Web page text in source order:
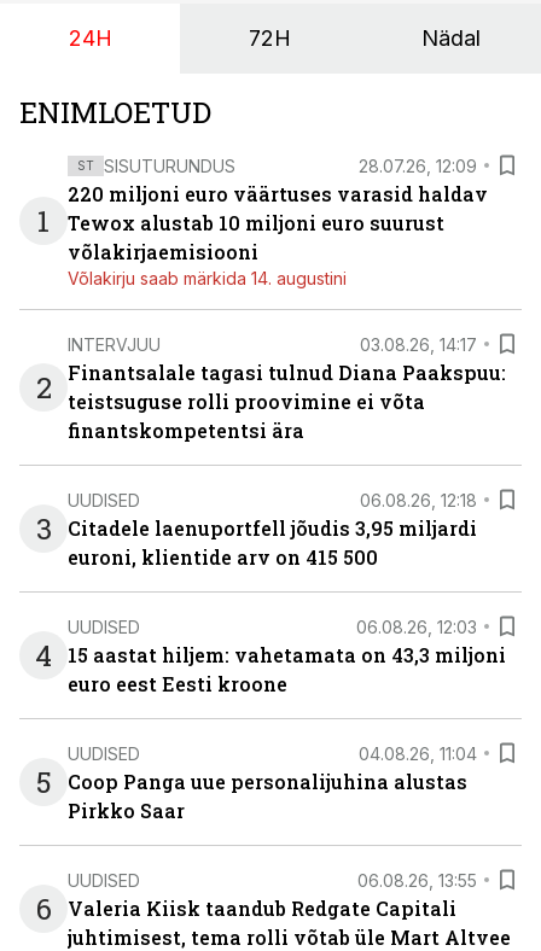
24H 72H Nädal
ENIMLOETUD
1
ST SISUTURUNDUS 28.07.26, 12:09
220 miljoni euro väärtuses varasid haldav
Tewox alustab 10 miljoni euro suurust
võlakirjaemisiooni
Võlakirju saab märkida 14. augustini
2
INTERVJUU 03.08.26, 14:17
Finantsalale tagasi tulnud Diana Paakspuu:
teistsuguse rolli proovimine ei võta
finantskompetentsi ära
3
UUDISED 06.08.26, 12:18
Citadele laenuportfell jõudis 3,95 miljardi
euroni, klientide arv on 415 500
4
UUDISED 06.08.26, 12:03
15 aastat hiljem: vahetamata on 43,3 miljoni
euro eest Eesti kroone
5
UUDISED 04.08.26, 11:04
Coop Panga uue personalijuhina alustas
Pirkko Saar
6
UUDISED 06.08.26, 13:55
Valeria Kiisk taandub Redgate Capitali
juhtimisest, tema rolli võtab üle Mart Altvee